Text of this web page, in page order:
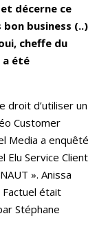
décerne ce
business (..)
cheffe du
a été
droit d’utiliser un
Customer
Media a enquêté
Elu Service Client
». Anissa
était
Stéphane